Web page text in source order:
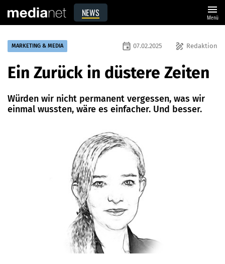
NEWS menu
Menü
MARKETING & MEDIA draw Redaktion
event 07.02.2025
Ein Zurück in düstere Zeiten
Würden wir nicht permanent vergessen, was wir
einmal wussten, wäre es einfacher. Und besser.